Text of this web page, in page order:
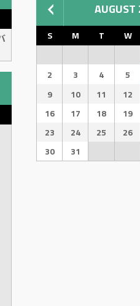
S M T W
2
3 4 5
9
10 11 12
16
17 18 19
23
24 25 26
30
31